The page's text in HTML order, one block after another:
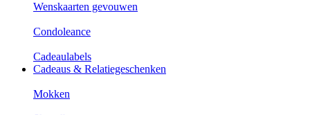
Wenskaarten gevouwen
Condoleance
Cadeaulabels
Cadeaus & Relatiegeschenken
Mokken